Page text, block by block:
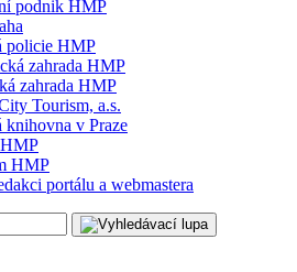
podnik HMP
policie HMP
zahrada HMP
zahrada HMP
Tourism, a.s.
knihovna v Praze
HMP
portálu a webmastera